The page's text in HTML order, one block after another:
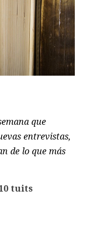
que
entrevistas,
de lo que más
tuits